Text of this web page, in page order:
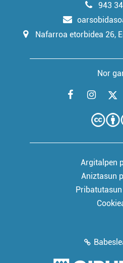
943
Nafarroa etorbidea 26,
Nor
Argitalpen
Aniztasun